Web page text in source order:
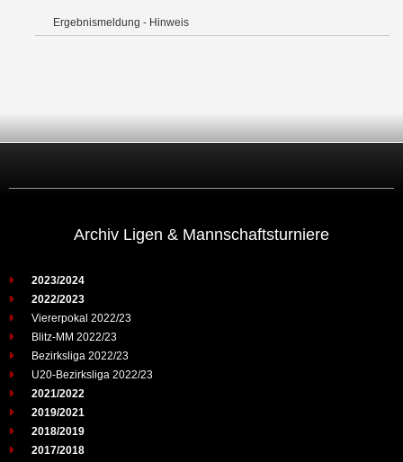
Ergebnismeldung - Hinweis
Archiv Ligen & Mannschaftsturniere
2023/2024
2022/2023
Viererpokal 2022/23
Blitz-MM 2022/23
Bezirksliga 2022/23
U20-Bezirksliga 2022/23
2021/2022
2019/2021
2018/2019
2017/2018